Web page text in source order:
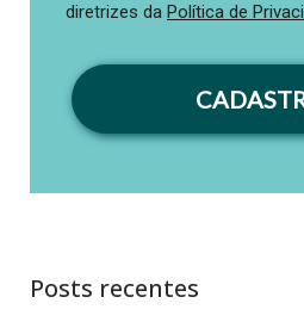
diretrizes da Política de
Posts recentes